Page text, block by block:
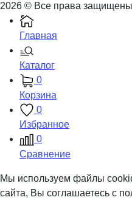
2026 © Все права
Главная
Каталог
0
Корзина
0
Избранное
0
Сравнение
Мы используем файлы
сайта, Вы соглашаетесь с